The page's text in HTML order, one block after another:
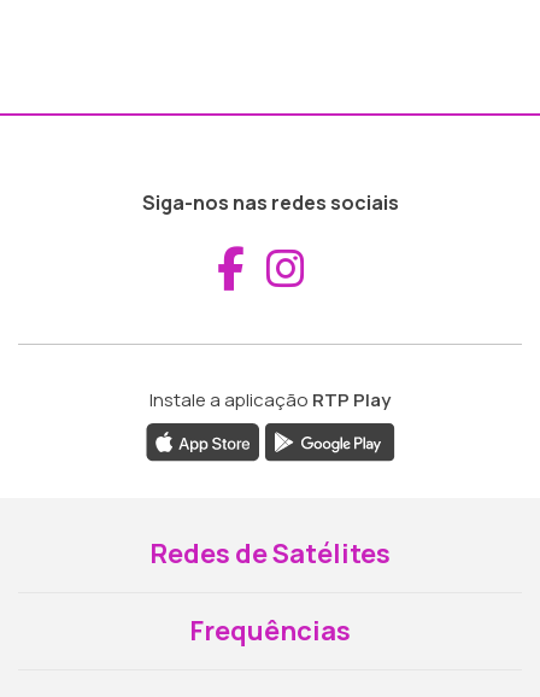
Siga-nos nas redes sociais
Aceder ao
Instale a aplicação RTP Play
Redes de Satélites
Frequências